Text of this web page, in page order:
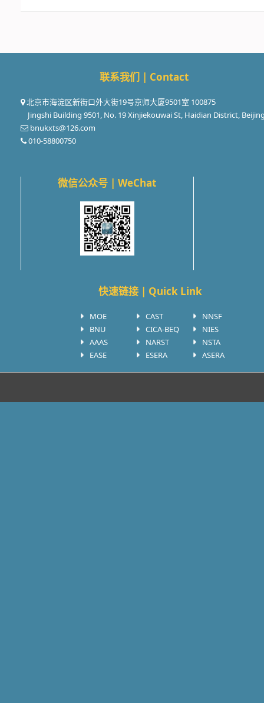
联系我们 | Contact
北京市海淀区新街口外大街19号京师大厦9501室 100875
Jingshi Building 9501, No. 19 Xinjiekouwai St, Haidian District,
bnukxts@126.com
010-58800750
微信公众号 | WeChat
快速链接 | Quick Link
MOE CAST
NNSF
BNU
CICA-BEQ
NIES
AAAS
NARST
NSTA
EASE
ESERA ASERA